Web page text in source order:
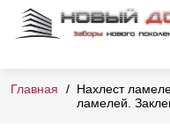
Главная
Нахлест
ламелей.